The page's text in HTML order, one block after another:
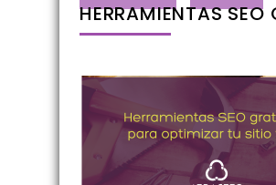
HERRAMIENTAS